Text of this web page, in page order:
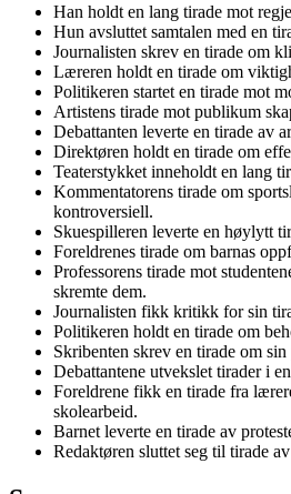
Han holdt en lang tirade mot
Hun avsluttet samtalen med en
Journalisten skrev en tirade om
Læreren holdt en tirade om
Politikeren startet en tirade mot
Artistens tirade mot publikum
Debattanten leverte en tirade av
Direktøren holdt en tirade om
Teaterstykket inneholdt en lang
Kommentatorens tirade om
kontroversiell.
Skuespilleren leverte en høylytt
Foreldrenes tirade om barnas
Professorens tirade mot
skremte dem.
Journalisten fikk kritikk for sin
Politikeren holdt en tirade om
Skribenten skrev en tirade om
Debattantene utvekslet tirader i
Foreldrene fikk en tirade fra
skolearbeid.
Barnet leverte en tirade av
Redaktøren sluttet seg til tirade